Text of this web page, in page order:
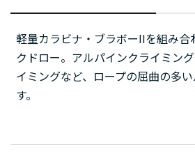
軽量カラビナ・ブラボーIIを組み合
クドロー。アルパインクライミン
イミングなど、ロープの屈曲の多
す。